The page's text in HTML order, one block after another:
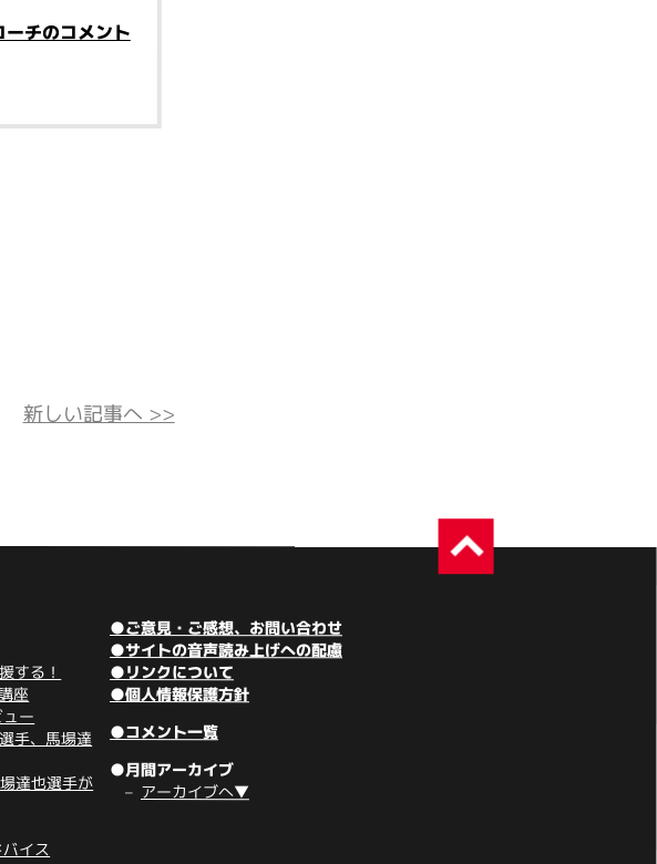
チのコメント
新しい記事へ >>
する！
座
ー
手、馬場達
達也選手が
イス
●ご意見・ご感想、お問い合わせ
●サイトの音声読み上げへの配慮
●リンクについて
●個人情報保護方針
●コメント一覧
●月間アーカイブ
アーカイブへ▼